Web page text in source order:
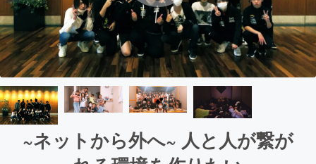
~ネットから外へ~ 人と人が繋が